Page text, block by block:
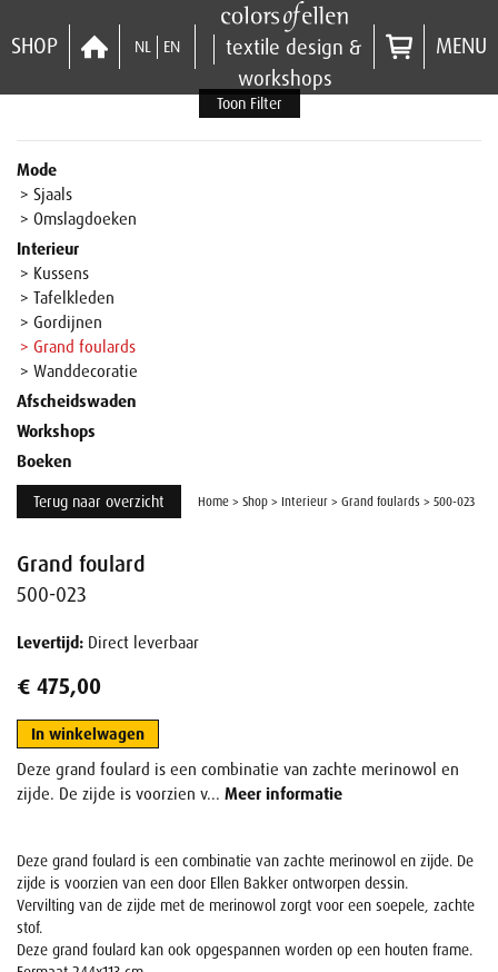
SHOP NL EN
textile design &
workshops
MENU
Toon Filter
Mode
> Sjaals
> Omslagdoeken
Interieur
> Kussens
> Tafelkleden
> Gordijnen
> Grand foulards
> Wanddecoratie
Afscheidswaden
Workshops
Boeken
Terug naar overzicht Home > Shop > Interieur > Grand foulards > 500-023
Grand foulard
500-023
Levertijd: Direct leverbaar
€ 475,00
In winkelwagen
Deze grand foulard is een combinatie van zachte merinowol en
zijde. De zijde is voorzien v... Meer informatie
Deze grand foulard is een combinatie van zachte merinowol en zijde. De
zijde is voorzien van een door Ellen Bakker ontworpen dessin.
Vervilting van de zijde met de merinowol zorgt voor een soepele, zachte
stof.
Deze grand foulard kan ook opgespannen worden op een houten frame.